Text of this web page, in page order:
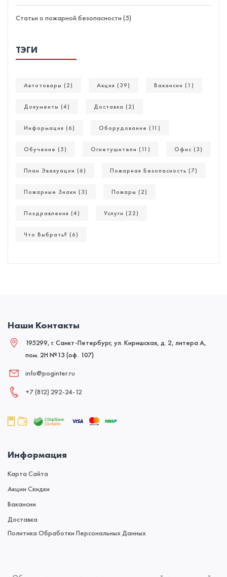
Статьи о пожарной безопасности (5)
ТЭГИ
Автотовары (2) Акция (39) Вакансии (1)
Документы (4) Доставка (2)
Информация (6) Оборудование (11)
Обучение (5) Огнетушители (11) Офис (3)
План Эвакуации (6) Пожарная Безопасность (7)
Пожарные Знаки (3) Пожары (2)
Поздравления (4) Услуги (22)
Что Выбрать? (6)
Наши Контакты
195299, г. Санкт-Петербург, ул. Киришская, д. 2, литера А,
пом. 2Н №13 (оф. 107)
info@poginter.ru
+7 (812) 292‑24‑12
Информация
Карта Сайта
Акции Скидки
Вакансии
Доставка
Политика Обработки Персональных Данных